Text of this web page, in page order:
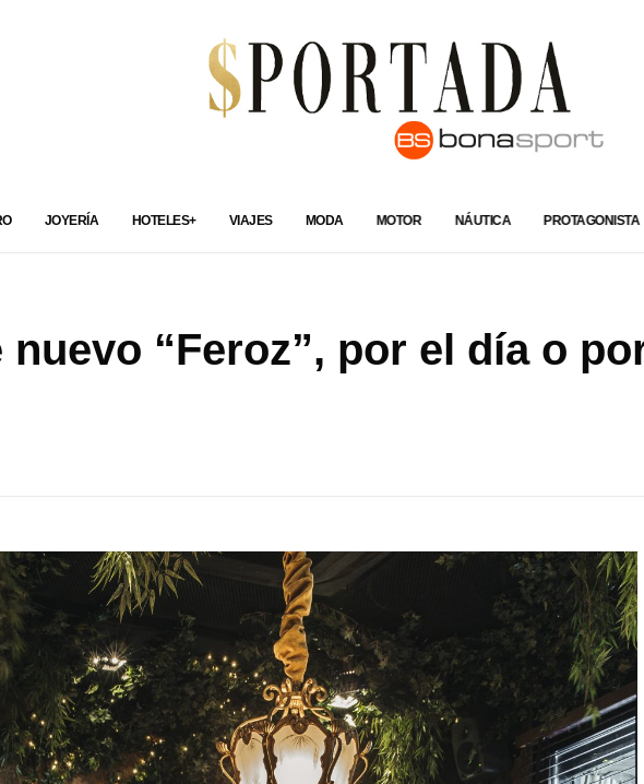
JOYERÍA HOTELES+ VIAJES MODA MOTOR NÁUTICA PROTAGONISTA
nuevo “Feroz”, por el día o